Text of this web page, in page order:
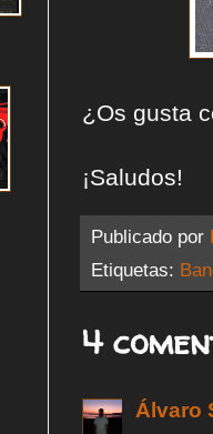
¿Os gusta
¡Saludos!
Publicado por
Etiquetas:
4
Álvaro